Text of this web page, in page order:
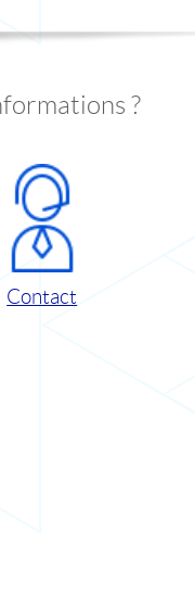
?
Contact